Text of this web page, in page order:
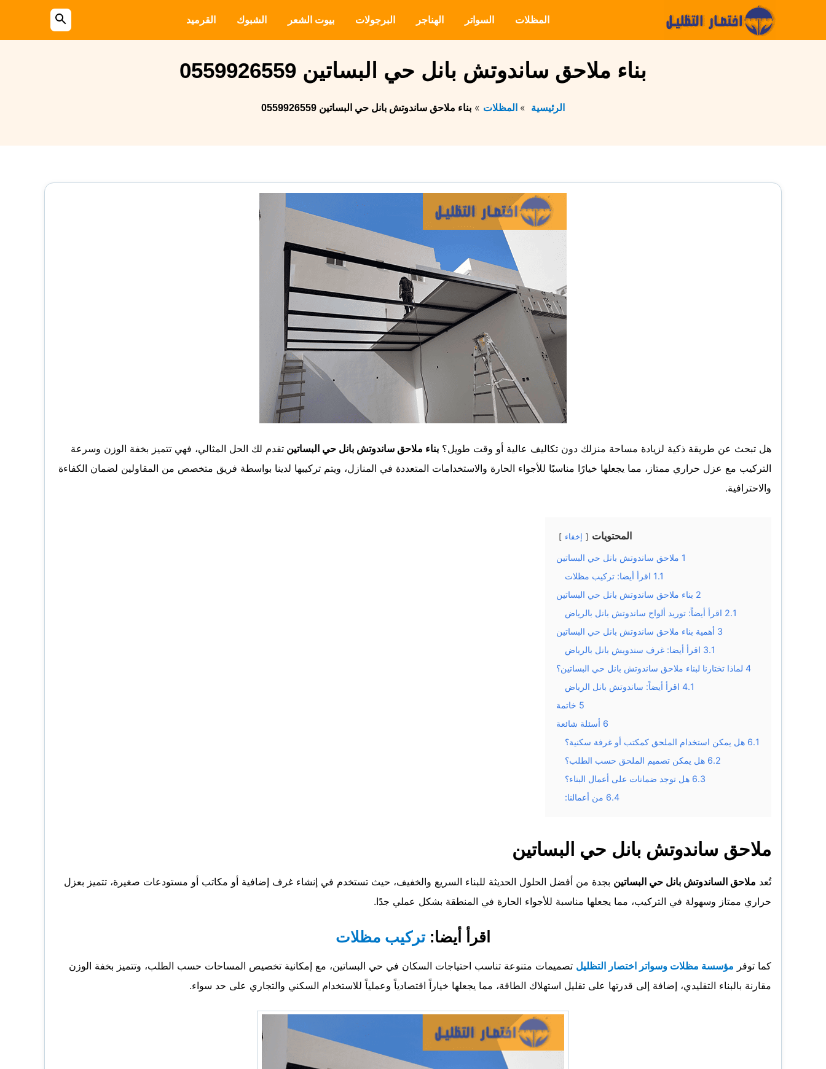
المظلات السواتر الهناجر البرجولات بيوت الشعر الشبوك القرميد
بحث
عن
بناء ملاحق ساندوتش بانل حي البساتين 0559926559
الرئيسية المظلات بناء ملاحق ساندوتش بانل حي البساتين 0559926559
هل تبحث عن طريقة ذكية لزيادة مساحة منزلك دون تكاليف عالية أو وقت طويل؟ بناء ملاحق ساندوتش بانل حي البساتين تقدم لك الحل المثالي، فهي تتميز بخفة الوزن وسرعة
التركيب مع عزل حراري ممتاز، مما يجعلها خيارًا مناسبًا للأجواء الحارة والاستخدامات المتعددة في المنازل، ويتم تركيبها لدينا بواسطة فريق متخصص من المقاولين لضمان الكفاءة
والاحترافية.
المحتويات إخفاء
1 ملاحق ساندوتش بانل حي البساتين
1.1 اقرأ أيضا: تركيب مظلات
2 بناء ملاحق ساندوتش بانل حي البساتين
2.1 اقرأ أيضاً: توريد ألواح ساندوتش بانل بالرياض
3 أهمية بناء ملاحق ساندوتش بانل حي البساتين
3.1 اقرأ أيضا: غرف سندويش بانل بالرياض
4 لماذا تختارنا لبناء ملاحق ساندوتش بانل حي البساتين؟
4.1 اقرأ أيضاً: ساندوتش بانل الرياض
5 خاتمة
6 أسئلة شائعة
6.1 هل يمكن استخدام الملحق كمكتب أو غرفة سكنية؟
6.2 هل يمكن تصميم الملحق حسب الطلب؟
6.3 هل توجد ضمانات على أعمال البناء؟
6.4 من أعمالنا:
ملاحق ساندوتش بانل حي البساتين
تُعد ملاحق الساندوتش بانل حي البساتين بجدة من أفضل الحلول الحديثة للبناء السريع والخفيف، حيث تستخدم في إنشاء غرف إضافية أو مكاتب أو مستودعات صغيرة، تتميز بعزل
حراري ممتاز وسهولة في التركيب، مما يجعلها مناسبة للأجواء الحارة في المنطقة بشكل عملي جدًا.
اقرأ أيضا:تركيب مظلات
كما توفر مؤسسة مظلات وسواتر اختصار التظليل تصميمات متنوعة تناسب احتياجات السكان في حي البساتين، مع إمكانية تخصيص المساحات حسب الطلب، وتتميز بخفة الوزن
مقارنة بالبناء التقليدي، إضافة إلى قدرتها على تقليل استهلاك الطاقة، مما يجعلها خياراً اقتصادياً وعملياً للاستخدام السكني والتجاري على حد سواء.